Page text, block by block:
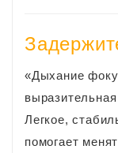
«Дыхание
Легкое,
помогает